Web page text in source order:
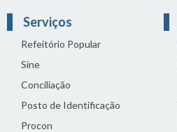
Serviços
Refeitório Popular
Sine
Conciliação
Posto de Identificação
Procon